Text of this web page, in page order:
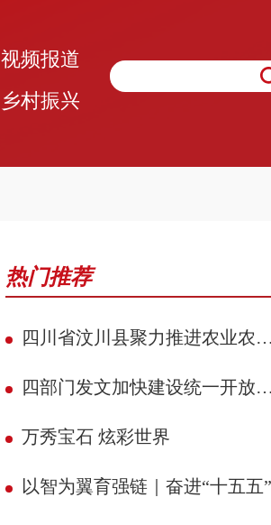
视频报道
乡村振兴
热门推荐
四川省汶川县聚力推进农业农村现代化 赋能民族地区县域典范建设攻坚见效
四部门发文加快建设统一开放的交通运输市场
万秀宝石 炫彩世界
以智为翼育强链｜奋进“十五五” 县域新征程